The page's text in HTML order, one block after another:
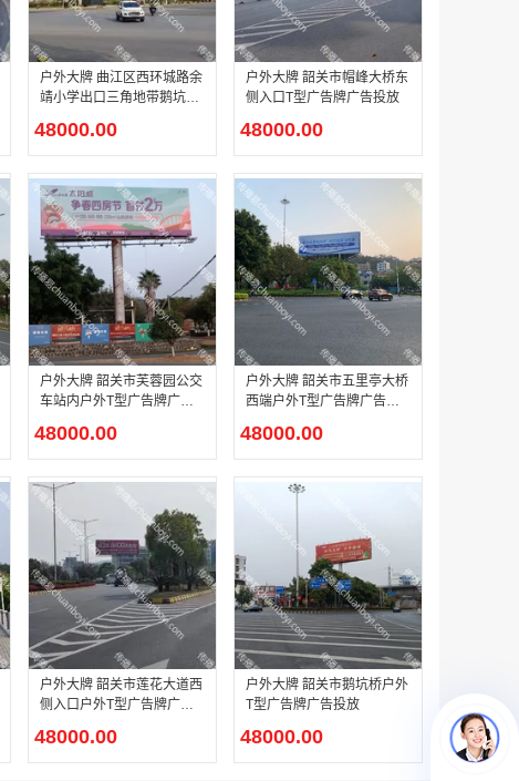
￥90000.00
机场广告北京大兴国际机场2F国内出发到达混流区、1F国内远机位出发候机区LED刷屏广告
￥1140000.00
机场广告 北京大兴国际机场贵宾区入口大厅、休息区、通道以及餐厅区域电子刷屏广告
￥120000.00
户外大牌 曲江区西环城路余
靖小学出口三角地带鹅坑桥
48000.00
户外大牌 韶关市帽峰大桥东
侧入口T型广告牌广告投放
48000.00
户外大牌 韶关市芙蓉园公交
车站内户外T型广告牌广告
48000.00
户外大牌 韶关市五里亭大桥
西端户外T型广告牌广告投
48000.00
户外大牌 韶关市莲花大道西
侧入口户外T型广告牌广告
48000.00
户外大牌 韶关市鹅坑桥户外
T型广告牌广告投放
48000.00